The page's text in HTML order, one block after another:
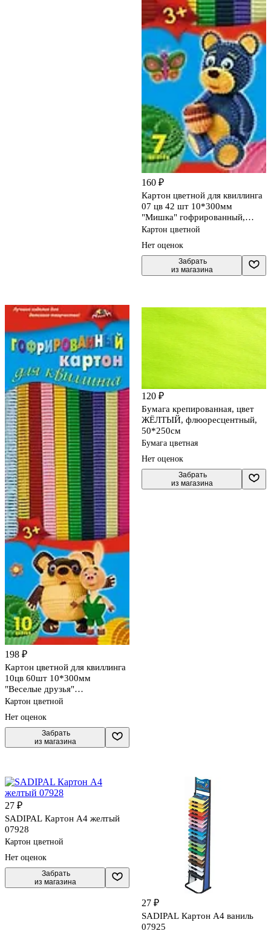
160 ₽
Картон цветной для квиллинга
07 цв 42 шт 10*300мм
"Мишка" гофрированный,
инд.уп, подвес, Апплика
Картон цветной
Нет оценок
Забрать
из магазина
198 ₽
Картон цветной для квиллинга
10цв 60шт 10*300мм
"Веселые друзья"
гофрированный, инд.уп,
Картон цветной
Нет оценок
Забрать
из магазина
120 ₽
Бумага крепированная, цвет
ЖЁЛТЫЙ, флюоресцентный,
50*250см
Бумага цветная
Нет оценок
Забрать
из магазина
27 ₽
SADIPAL Картон А4 желтый
07928
Картон цветной
Нет оценок
Забрать
из магазина
27 ₽
SADIPAL Картон А4 ваниль
07925